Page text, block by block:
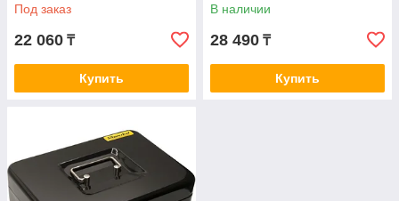
Под заказ
22 060 ₸
Купить
В наличии
28 490 ₸
Купить